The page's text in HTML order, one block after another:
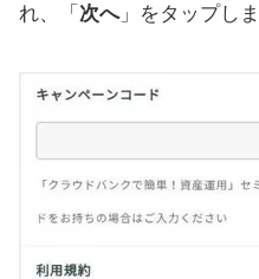
れ、「 次へ」をタップしま